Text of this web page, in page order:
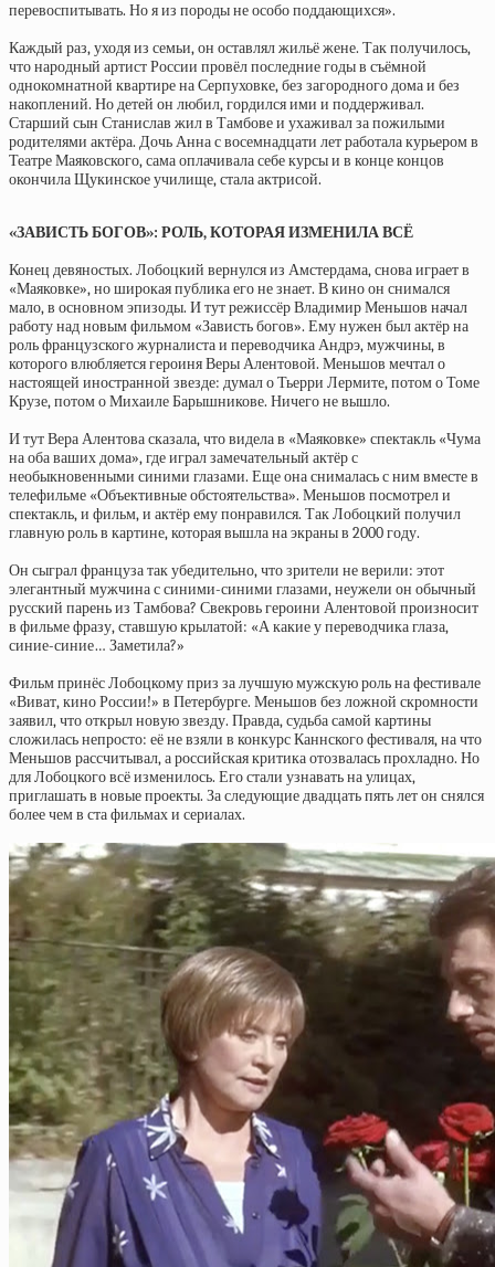
перевоспитывать. Но я из породы не особо поддающихся».
Каждый раз, уходя из семьи, он оставлял жильё жене. Так получилось,
что народный артист России провёл последние годы в съёмной
однокомнатной квартире на Серпуховке, без загородного дома и без
накоплений. Но детей он любил, гордился ими и поддерживал.
Старший сын Станислав жил в Тамбове и ухаживал за пожилыми
родителями актёра. Дочь Анна с восемнадцати лет работала курьером в
Театре Маяковского, сама оплачивала себе курсы и в конце концов
окончила Щукинское училище, стала актрисой.
«ЗАВИСТЬ БОГОВ»: РОЛЬ, КОТОРАЯ ИЗМЕНИЛА ВСЁ
Конец девяностых. Лобоцкий вернулся из Амстердама, снова играет в
«Маяковке», но широкая публика его не знает. В кино он снимался
мало, в основном эпизоды. И тут режиссёр Владимир Меньшов начал
работу над новым фильмом «Зависть богов». Ему нужен был актёр на
роль французского журналиста и переводчика Андрэ, мужчины, в
которого влюбляется героиня Веры Алентовой. Меньшов мечтал о
настоящей иностранной звезде: думал о Тьерри Лермите, потом о Томе
Крузе, потом о Михаиле Барышникове. Ничего не вышло.
И тут Вера Алентова сказала, что видела в «Маяковке» спектакль «Чума
на оба ваших дома», где играл замечательный актёр с
необыкновенными синими глазами. Еще она снималась с ним вместе в
телефильме «Объективные обстоятельства». Меньшов посмотрел и
спектакль, и фильм, и актёр ему понравился. Так Лобоцкий получил
главную роль в картине, которая вышла на экраны в 2000 году.
Он сыграл француза так убедительно, что зрители не верили: этот
элегантный мужчина с синими-синими глазами, неужели он обычный
русский парень из Тамбова? Свекровь героини Алентовой произносит
в фильме фразу, ставшую крылатой: «А какие у переводчика глаза,
синие-синие… Заметила?»
Фильм принёс Лобоцкому приз за лучшую мужскую роль на фестивале
«Виват, кино России!» в Петербурге. Меньшов без ложной скромности
заявил, что открыл новую звезду. Правда, судьба самой картины
сложилась непросто: её не взяли в конкурс Каннского фестиваля, на что
Меньшов рассчитывал, а российская критика отозвалась прохладно. Но
для Лобоцкого всё изменилось. Его стали узнавать на улицах,
приглашать в новые проекты. За следующие двадцать пять лет он снялся
более чем в ста фильмах и сериалах.